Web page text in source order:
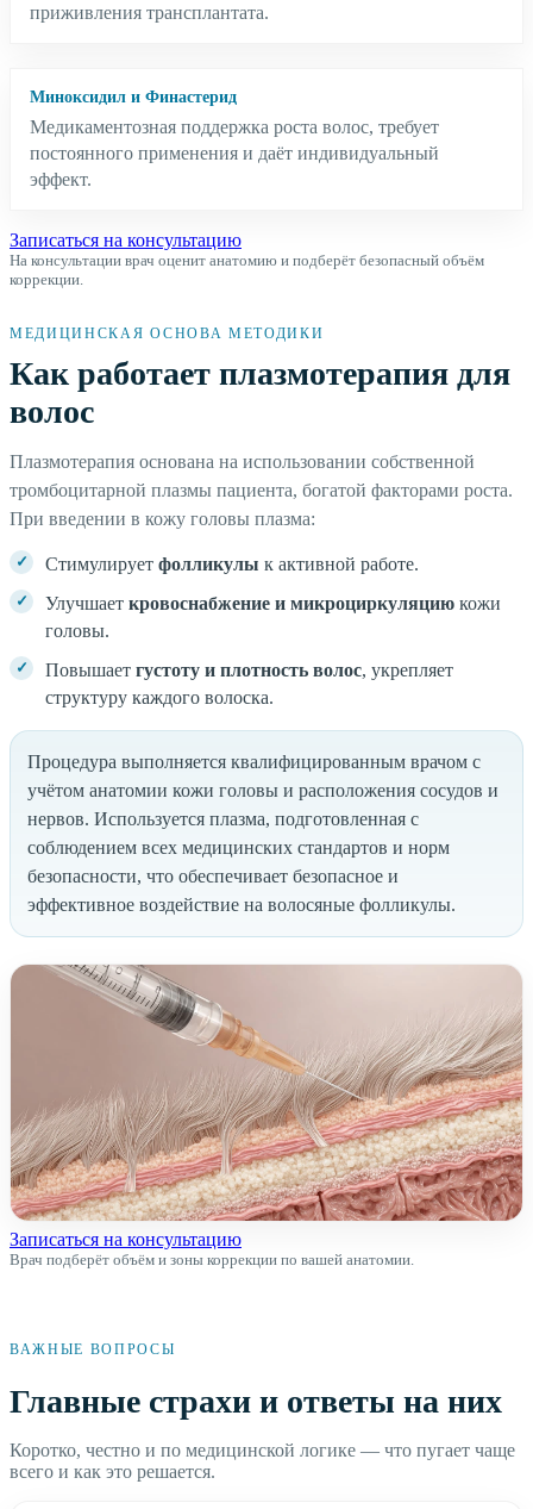
приживления трансплантата.
Миноксидил и Финастерид
Медикаментозная поддержка роста волос, требует
постоянного применения и даёт индивидуальный
эффект.
Записаться на консультацию
На консультации врач оценит анатомию и подберёт безопасный объём
коррекции.
МЕДИЦИНСКАЯ ОСНОВА МЕТОДИКИ
Как работает плазмотерапия для
волос
Плазмотерапия основана на использовании собственной
тромбоцитарной плазмы пациента, богатой факторами роста.
При введении в кожу головы плазма:
Стимулирует фолликулы к активной работе.
Улучшает кровоснабжение и микроциркуляцию кожи
головы.
Повышает густоту и плотность волос, укрепляет
структуру каждого волоска.
Процедура выполняется квалифицированным врачом с
учётом анатомии кожи головы и расположения сосудов и
нервов. Используется плазма, подготовленная с
соблюдением всех медицинских стандартов и норм
безопасности, что обеспечивает безопасное и
эффективное воздействие на волосяные фолликулы.
Записаться на консультацию
Врач подберёт объём и зоны коррекции по вашей анатомии.
ВАЖНЫЕ ВОПРОСЫ
Главные страхи и ответы на них
Коротко, честно и по медицинской логике — что пугает чаще
всего и как это решается.